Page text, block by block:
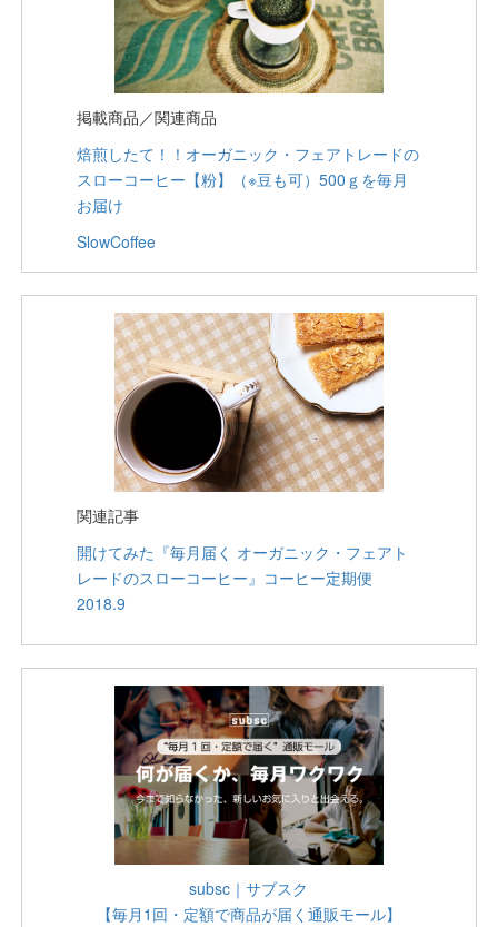
掲載商品／関連商品
焙煎したて！！オーガニック・フェアトレードの
スローコーヒー【粉】（※豆も可）500ｇを毎月
お届け
SlowCoffee
関連記事
開けてみた『毎月届く オーガニック・フェアト
レードのスローコーヒー』コーヒー定期便
2018.9
subsc｜サブスク
【毎月1回・定額で商品が届く通販モール】